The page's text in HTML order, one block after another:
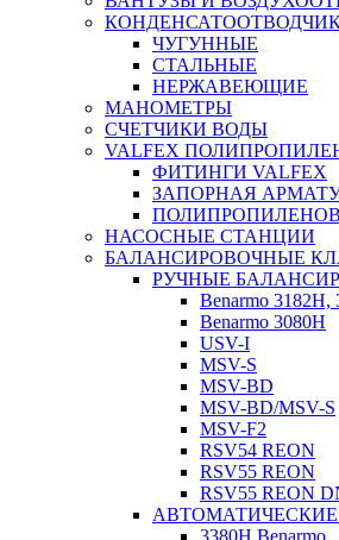
ЧУГУННЫЕ
СТАЛЬНЫЕ
НЕРЖАВЕЮЩИЕ
МАНОМЕТРЫ
СЧЕТЧИКИ ВОДЫ
VALFEX
ФИТИНГИ VALFEX
ЗАПОРНАЯ
НАСОСНЫЕ СТАНЦИИ
БАЛАНСИРОВОЧНЫЕ
РУЧНЫЕ
Benarmo
Benarmo 3080H
USV-I
MSV-S
MSV-BD
MSV-BD/MSV-S
MSV-F2
RSV54 REON
RSV55 REON
RSV55 REON
3380H Benarmo